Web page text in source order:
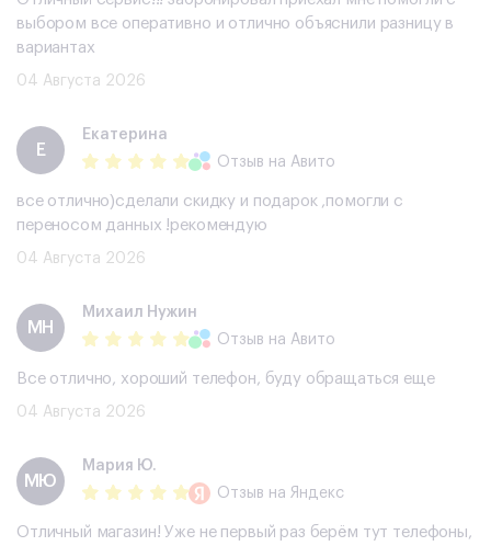
выбором все оперативно и отлично объяснили разницу в
вариантах
04 Августа 2026
Е
Екатерина
Отзыв на Авито
все отлично)сделали скидку и подарок ,помогли с
переносом данных !рекомендую
04 Августа 2026
МН
Михаил Нужин
Отзыв на Авито
Все отлично, хороший телефон, буду обращаться еще
04 Августа 2026
МЮ
Мария Ю.
Отзыв на Яндекс
Отличный магазин! Уже не первый раз берём тут телефоны,